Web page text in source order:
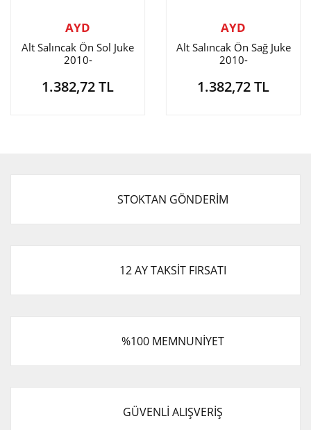
AYD
Alt Salıncak Ön Sol Juke
2010-
1.382,72 TL
AYD
Alt Salıncak Ön Sağ Juke
2010-
1.382,72 TL
STOKTAN GÖNDERİM
12 AY TAKSİT FIRSATI
%100 MEMNUNİYET
GÜVENLİ ALIŞVERİŞ